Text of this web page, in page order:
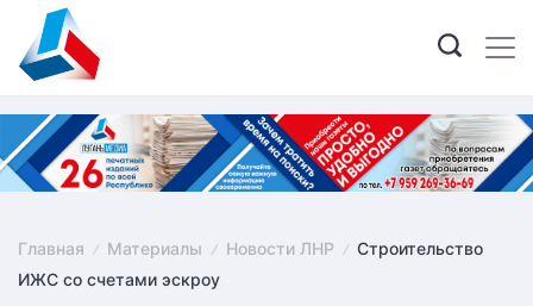
content
Главная Материалы Новости ЛНР
Строительство
ИЖС со счетами эскроу